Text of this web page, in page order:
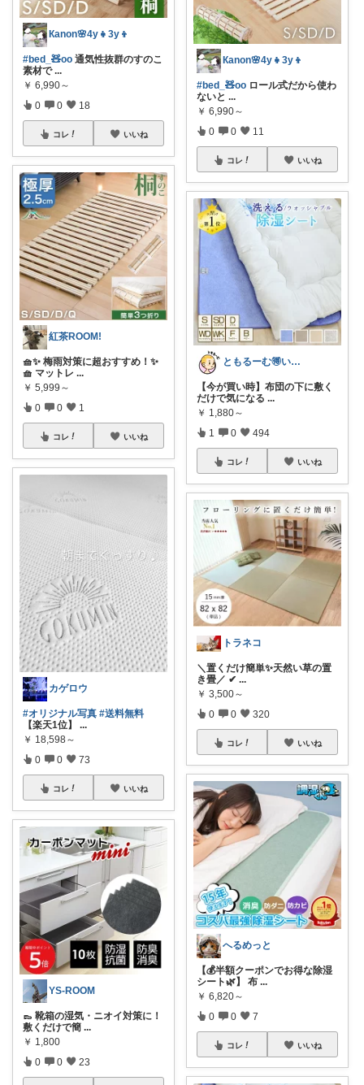
Кanon🌸4y👧3y👦
#bed_🧸oo 通気性抜群のすのこ
素材で ...
￥ 6,990～
0 0 18
コレ いいね
紅茶ROOM!
🧺✨ 梅雨対策に超おすすめ！✨
🧺 マットレ ...
￥ 5,999～
0 0 1
コレ いいね
カゲロウ
#オリジナル写真 #送料無料
【楽天1位】
...
￥ 18,598～
0 0 73
コレ いいね
YS-ROOM
👞 靴箱の湿気・ニオイ対策に！
敷くだけで簡 ...
￥ 1,800
0 0 23
Кanon🌸4y👧3y👦
#bed_🧸oo ロール式だから使わ
ないと ...
￥ 6,990～
0 0 11
コレ いいね
ともるーむ🉐いいものみっけ‼️
【今が買い時】布団の下に敷く
だけで気になる ...
￥ 1,880～
1 0 494
コレ いいね
トラネコ
＼置くだけ簡単✨️天然い草の置
き畳／ ✔ ...
￥ 3,500～
0 0 320
コレ いいね
へるめっと
【💰半額クーポンでお得な除湿
シート🌿】 布 ...
￥ 6,820～
0 0 7
コレ いいね